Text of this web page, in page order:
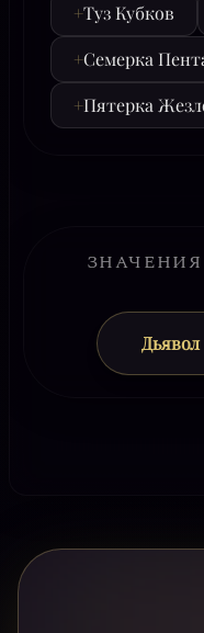
+Туз Кубков
+Семерка
+Пятерка
Дьявол